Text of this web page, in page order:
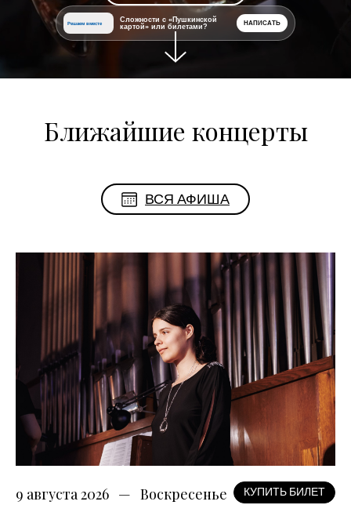
Решаем вместе
Сложности с «Пушкинской
картой» или билетами?
НАПИСАТЬ
Ближайшие концерты
ВСЯ АФИША
9 августа 2026 Воскресенье КУПИТЬ БИЛЕТ